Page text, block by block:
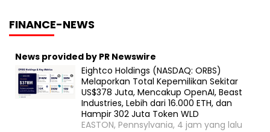
FINANCE-NEWS
News provided by PR Newswire
Eightco Holdings (NASDAQ: ORBS)
Melaporkan Total Kepemilikan Sekitar
US$378 Juta, Mencakup OpenAI, Beast
Industries, Lebih dari 16.000 ETH, dan
Hampir 302 Juta Token WLD
EASTON, Pennsylvania, 4 jam yang lalu